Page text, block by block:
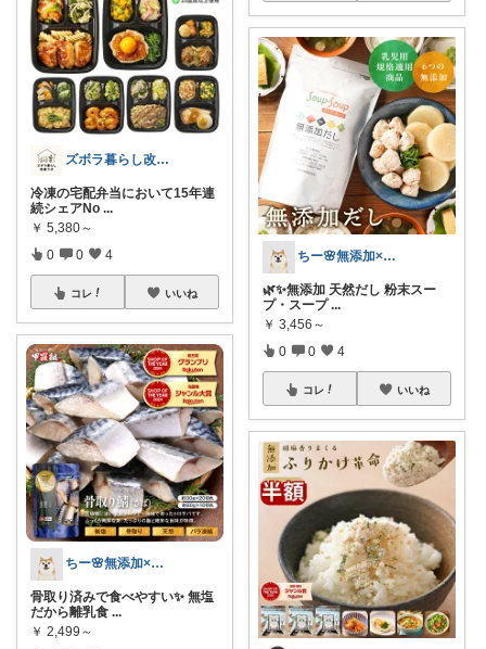
ズボラ暮らし改善ラボ🌟ズボラボ🌟
冷凍の宅配弁当において15年連
続シェアNo ...
￥ 5,380～
0 0 4
コレ いいね
ちー🌸無添加×時短ごはん
骨取り済みで食べやすい✨ 無塩
だから離乳食 ...
￥ 2,499～
ちー🌸無添加×時短ごはん
🌿✨無添加 天然だし 粉末スー
プ・スープ...
￥ 3,456～
0 0 4
コレ いいね